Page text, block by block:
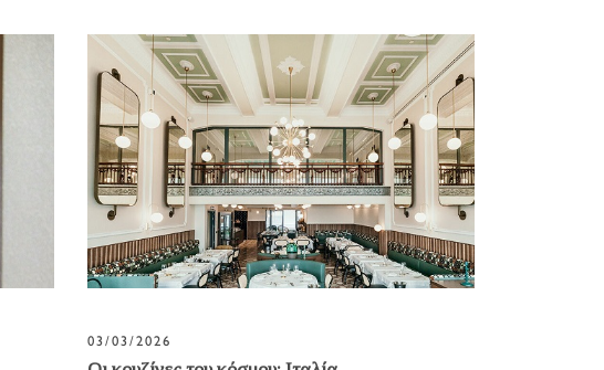
03/03/2026